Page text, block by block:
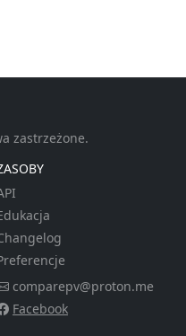
zastrzeżone.
comparepv@proton.me
Facebook